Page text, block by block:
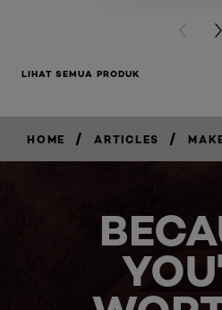
LIHAT SEMUA PRODUK
HOME / ARTICLES /